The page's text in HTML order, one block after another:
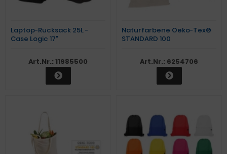
Laptop-Rucksack 25L -
Case Logic 17"
Art.Nr.: 11985500
Naturfarbene Oeko-Tex®
STANDARD 100
Art.Nr.: 6254706